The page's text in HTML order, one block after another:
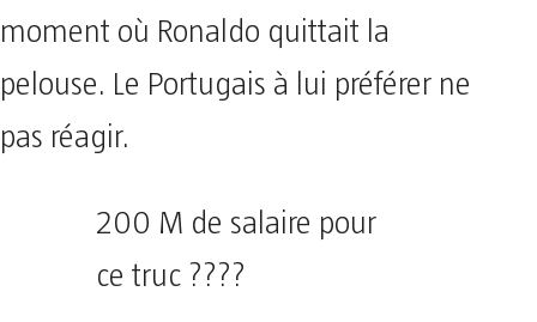
moment où Ronaldo quittait la
pelouse. Le Portugais à lui préférer ne
pas réagir.
200 M de salaire pour
ce truc ????